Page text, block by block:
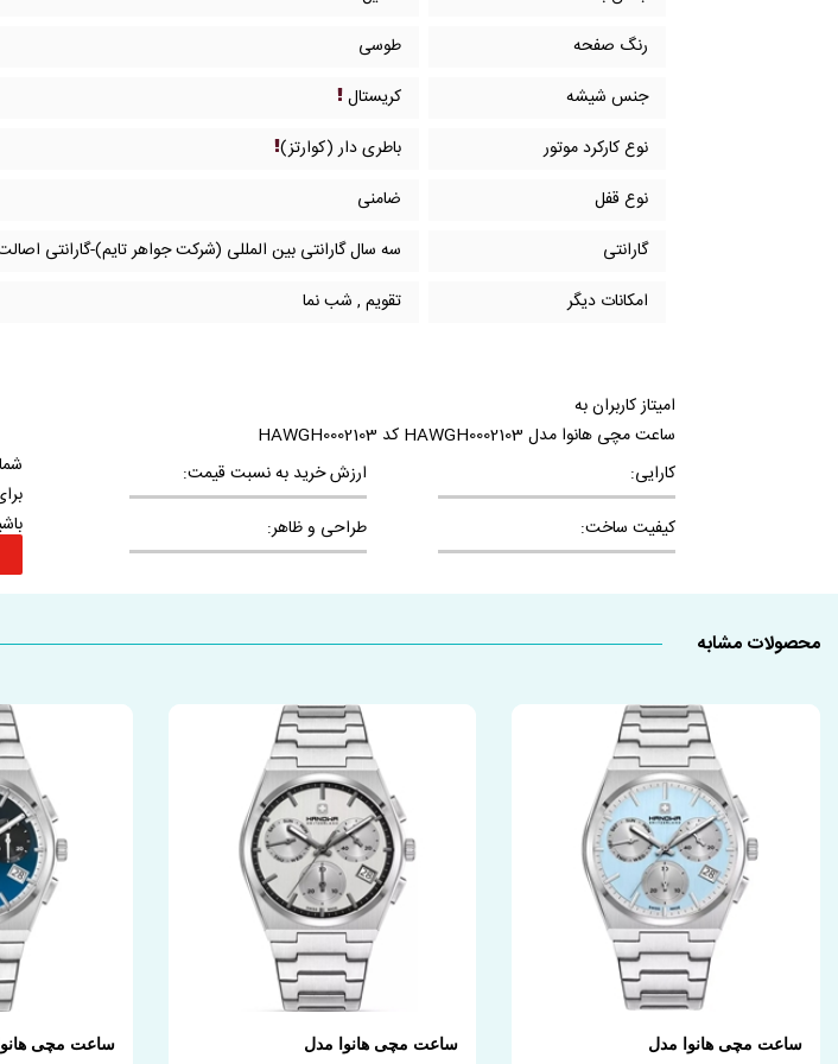
رنگ صفحه
طوسی
جنس شیشه
کریستال
نوع کارکرد موتور
باطری دار (کوارتز)
نوع قفل
ضامنی
گارانتی
سه سال گارانتی بین المللی (شرکت جواهر تایم)-گارانتی اصالت
امکانات دیگر
تقویم , شب نما
امیتاز کاربران به
ساعت مچی هانوا مدل HAWGH0002103 کد HAWGH0002103
کارایی:
ارزش خرید به نسبت قیمت:
کیفیت ساخت:
طراحی و ظاهر:
محصولات مشابه
ساعت مچی هانوا مدل
ساعت مچی هانوا مدل
ساعت مچی